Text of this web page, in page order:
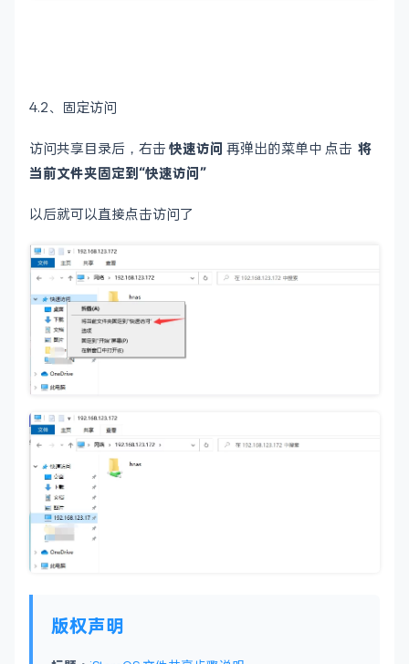
4.2、固定访问
访问共享目录后，右击 快速访问 再弹出的菜单中 点击 将
当前文件夹固定到“快速访问”
以后就可以直接点击访问了
版权声明